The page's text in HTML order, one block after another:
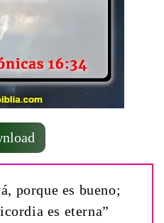
porque es bueno;
es eterna”